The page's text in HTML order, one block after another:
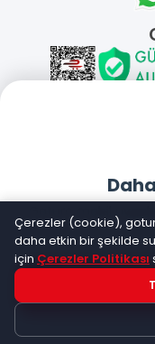
©2026
Goturc mobil
Uygulama
Çerezler (cookie),
daha etkin bir şekilde
için Çerezler Politikası